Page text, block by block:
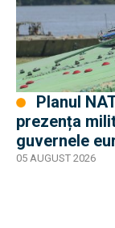
prezența
guvernele
05 AUGUST 2026